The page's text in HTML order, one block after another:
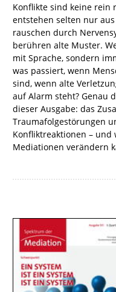
Konflikte sind keine rein
entstehen selten nur
rauschen durch
berühren alte Muster.
mit Sprache, sondern
was passiert, wenn
sind, wenn alte
auf Alarm steht? Genau
dieser Ausgabe: das
Traumafolgestörungen
Konfliktreaktionen – und
Mediationen verändern